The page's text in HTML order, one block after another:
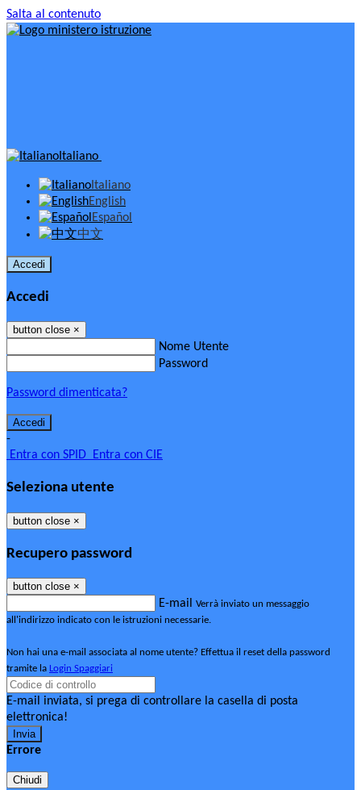
Salta al contenuto
Italiano
Italiano
English
Español
中文
Accedi
Accedi
button close ×
Nome Utente
Password
Password dimenticata?
-
Entra con SPID Entra con CIE
Seleziona utente
button close ×
Recupero password
button close ×
E-mail Verrà inviato un messaggio
all'indirizzo indicato con le istruzioni necessarie.
Non hai una e-mail associata al nome utente? Effettua il reset della password
tramite la Login Spaggiari
E-mail inviata, si prega di controllare la casella di posta
elettronica!
Errore
Chiudi